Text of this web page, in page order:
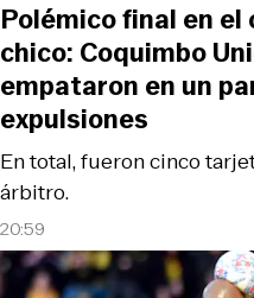
20:59
En total, fueron cinco
árbitro.
Polémico final en
chico: Coquimbo
empataron en un
expulsiones